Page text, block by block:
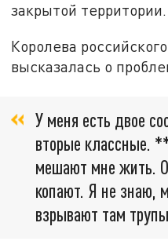
закрытой территории.
Королева
высказалась о
У меня есть двое
вторые классные.
мешают мне жить.
копают. Я не знаю,
взрывают там